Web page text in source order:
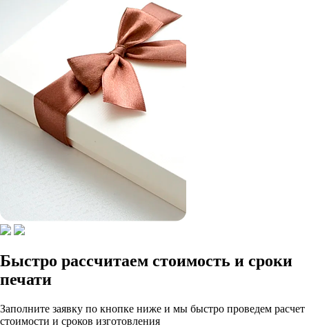
Быстро рассчитаем стоимость и сроки
печати
Заполните заявку по кнопке ниже и мы быстро проведем расчет
стоимости и сроков изготовления